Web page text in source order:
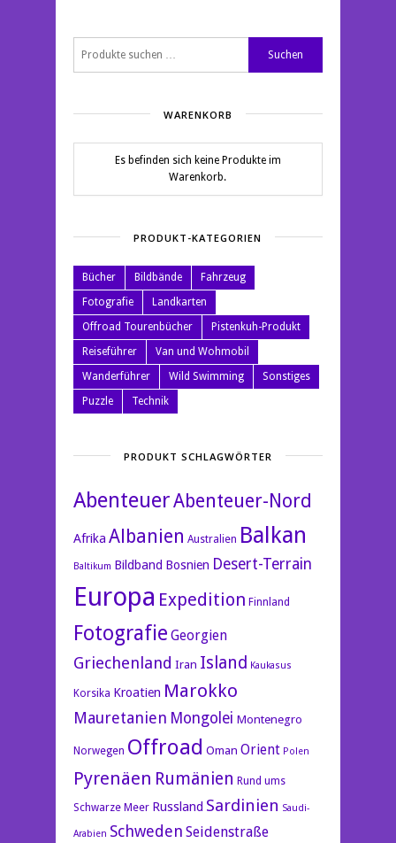
nach:
Suchen
WARENKORB
Es befinden sich keine Produkte im
Warenkorb.
PRODUKT-KATEGORIEN
Bücher Bildbände
Fahrzeug
Fotografie
Landkarten
Offroad Tourenbücher
Pistenkuh-Produkt
Reiseführer
Van und Wohmobil
Wanderführer
Wild Swimming
Sonstiges
Puzzle
Technik
PRODUKT SCHLAGWÖRTER
AbenteuerAbenteuer-Nord
Afrika Albanien Australien Balkan
Baltikum Bildband Bosnien Desert-Terrain
Europa Expedition Finnland
Fotografie Georgien
Griechenland Iran Island Kaukasus
Korsika Kroatien Marokko
Mauretanien Mongolei Montenegro
Norwegen Offroad Oman Orient Polen
Pyrenäen Rumänien Rund ums
Schwarze Meer Russland Sardinien Saudi-
Arabien Schweden Seidenstraße